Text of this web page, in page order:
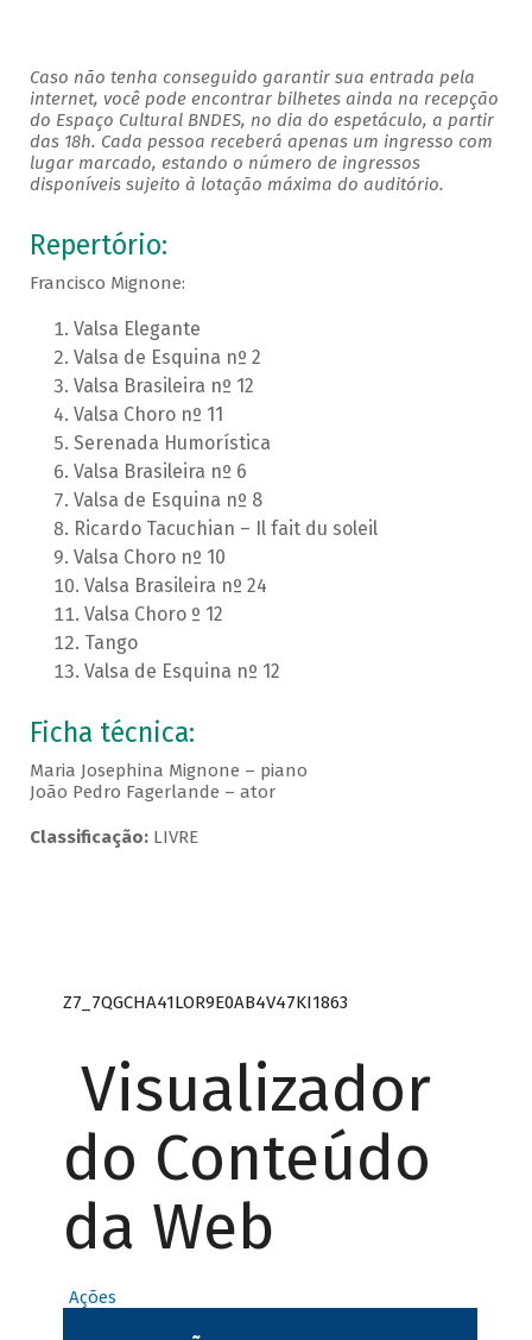
Caso não tenha conseguido garantir sua entrada pela
internet, você pode encontrar bilhetes ainda na recepção
do Espaço Cultural BNDES, no dia do espetáculo, a partir
das 18h. Cada pessoa receberá apenas um ingresso com
lugar marcado, estando o número de ingressos
disponíveis sujeito à lotação máxima do auditório.
Repertório:
Francisco Mignone:
Valsa Elegante
Valsa de Esquina nº 2
Valsa Brasileira nº 12
Valsa Choro nº 11
Serenada Humorística
Valsa Brasileira nº 6
Valsa de Esquina nº 8
Ricardo Tacuchian – Il fait du soleil
Valsa Choro nº 10
Valsa Brasileira nº 24
Valsa Choro º 12
Tango
Valsa de Esquina nº 12
Ficha técnica:
Maria Josephina Mignone – piano
João Pedro Fagerlande – ator
Classificação:LIVRE
Z7_7QGCHA41LOR9E0AB4V47KI1863
Visualizador
do Conteúdo
da Web
Ações